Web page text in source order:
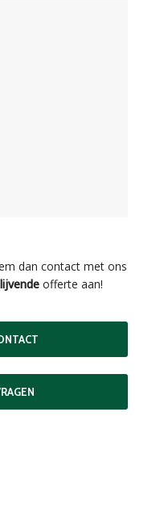
dan contact met ons
offerte aan!